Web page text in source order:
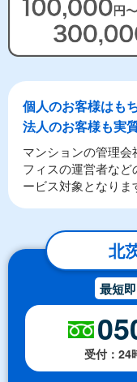
個人のお客様はも
法人のお客様も実
マンションの管理
フィスの運営者な
ービス対象となりま
北
最短
受付：24